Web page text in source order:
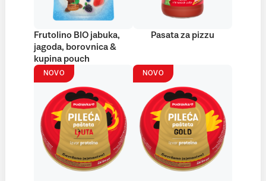
Frutolino BIO jabuka,
jagoda, borovnica &
kupina pouch
Pasata za pizzu
NOVO NOVO